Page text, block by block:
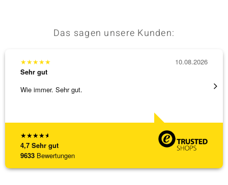
Das sagen unsere Kunden:
★★★★★
4,7 Sehr gut
9633 Bewertungen
★★★★★
Sehr gut
Wie immer. Sehr gut.
10.08.2026
Sehr